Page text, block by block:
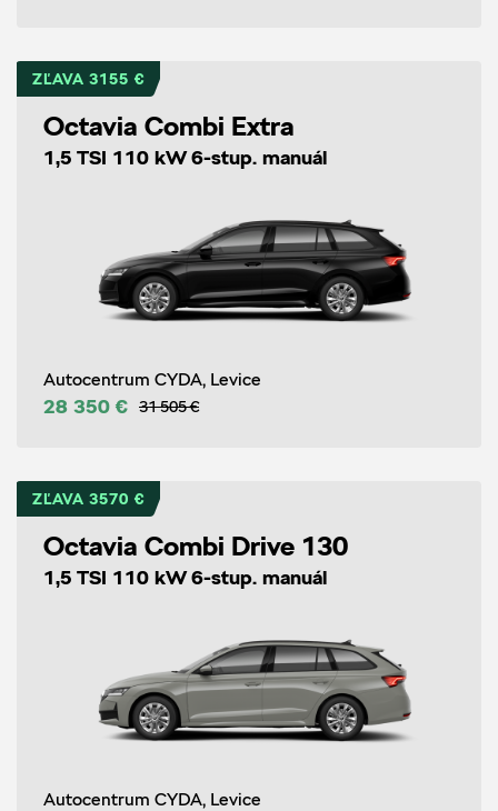
ZĽAVA 3155 €
Octavia Combi Extra
1,5 TSI 110 kW 6-stup. manuál
Autocentrum CYDA, Levice
28 350 € 31 505 €
ZĽAVA 3570 €
Octavia Combi Drive 130
1,5 TSI 110 kW 6-stup. manuál
Autocentrum CYDA, Levice